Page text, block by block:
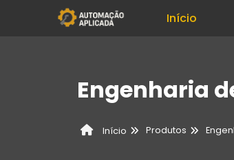
Início
Engenharia
Início Produtos